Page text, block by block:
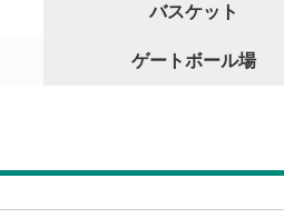
バスケット
ゲートボール場